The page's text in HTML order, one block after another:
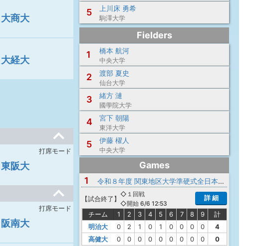
大商大
大経大
東阪大
打席モード
阪南大
打席モード
5 上川床 勇希
駒澤大学
Fielders
1
橋本 航河
中央大学
2 渡部 夏史
仙台大学
3 緒方 漣
國學院大学
4 宮下 朝陽
東洋大学
5 伊藤 櫂人
中央大学
Games
1
令和８年度 関東地区大学準硬式全日本大会予選会
【試合終了 】
◇１回戦
◇開始 6/6 12:53
詳 細
チーム 1 2 3 4 5 6 7 8 9
計
明治大
0 2 1 0 1 0 0 0 0
4
高健大
0 0 0 0 0 0 0 0 0 0